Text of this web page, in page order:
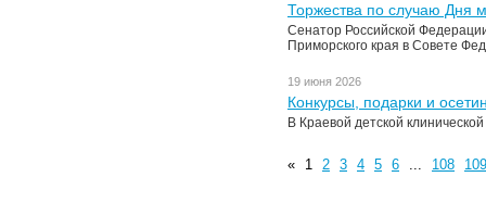
Торжества по случаю Дня
Сенатор Российской
Приморского края в Совете
19 июня 2026
Конкурсы, подарки и
В Краевой детской
« 1 2 3 4 5 6 ... 108 109